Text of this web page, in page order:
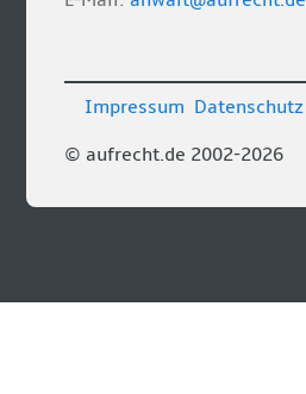
© aufrecht.de 2002-2026
Impressum Datenschutz